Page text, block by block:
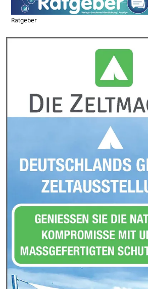
Ratgeber